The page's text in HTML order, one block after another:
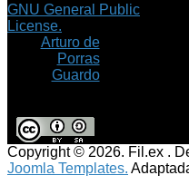
GNU General Public
License.
Arturo de
Porras
Guardo
Copyright © 2026. Fil.ex .
Joomla Templates.